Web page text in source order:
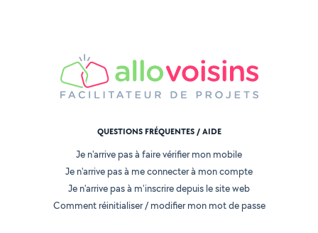
QUESTIONS FRÉQUENTES / AIDE
Je n'arrive pas à faire vérifier mon mobile
Je n'arrive pas à me connecter à mon compte
Je n'arrive pas à m'inscrire depuis le site web
Comment réinitialiser / modifier mon mot de passe